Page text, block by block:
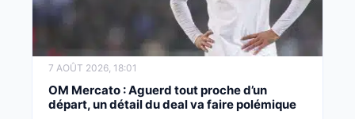
7 AOÛT 2026, 18:01
OM Mercato : Aguerd tout proche d’un
départ, un détail du deal va faire polémique